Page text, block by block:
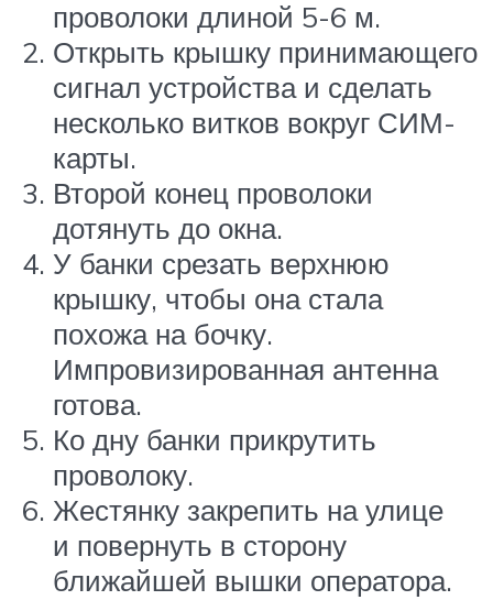
проволоки длиной 5-6 м.
Открыть крышку принимающего
сигнал устройства и сделать
несколько витков вокруг СИМ-
карты.
Второй конец проволоки
дотянуть до окна.
У банки срезать верхнюю
крышку, чтобы она стала
похожа на бочку.
Импровизированная антенна
готова.
Ко дну банки прикрутить
проволоку.
Жестянку закрепить на улице
и повернуть в сторону
ближайшей вышки оператора.